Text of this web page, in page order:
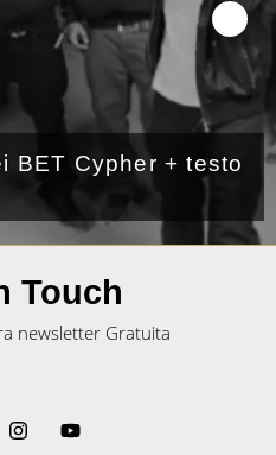
BET Cypher + testo
Touch
newsletter Gratuita